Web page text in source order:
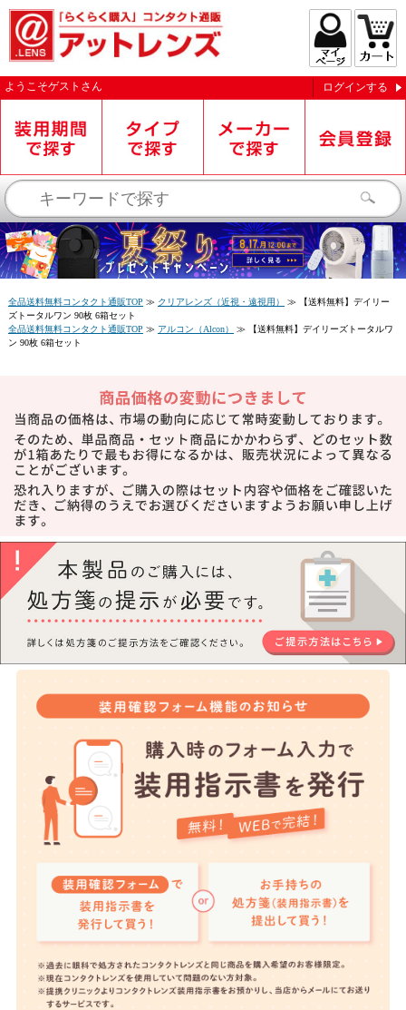
ようこそゲスト さん ログインする
全品送料無料コンタクト通販TOP ≫ クリアレンズ（近視・遠視用） ≫
【送料無料】デイリー
ズトータルワン 90枚 6箱セット
全品送料無料コンタクト通販TOP ≫ アルコン（Alcon） ≫
【送料無料】デイリーズトータルワ
ン 90枚 6箱セット
お知らせを受信する